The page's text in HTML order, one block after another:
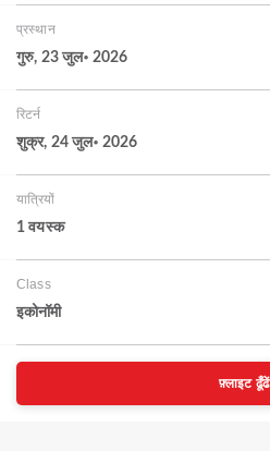
प्रस्थान
गुरु, 23 जुल॰ 2026
रिटर्न
शुक्र, 24 जुल॰ 2026
यात्रियों
1 वयस्‍क
Class
इकोनॉमी
फ़्लाइट ढूँढें